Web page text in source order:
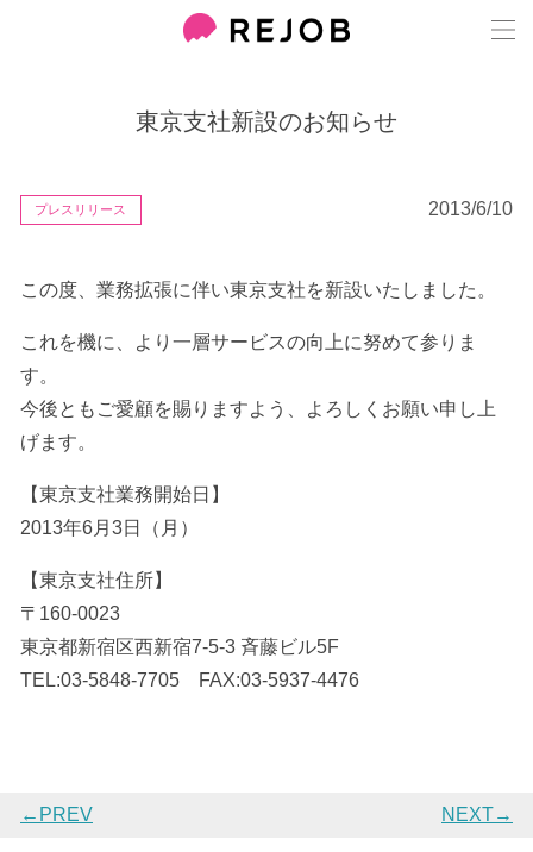
東京支社新設のお知らせ
プレスリリース 2013/6/10
この度、業務拡張に伴い東京支社を新設いたしました。
これを機に、より一層サービスの向上に努めて参りま
す。
今後ともご愛顧を賜りますよう、よろしくお願い申し上
げます。
【東京支社業務開始日】
2013年6月3日（月）
【東京支社住所】
〒160-0023
東京都新宿区西新宿7-5-3 斉藤ビル5F
TEL:03-5848-7705 FAX:03-5937-4476
←PREV NEXT→